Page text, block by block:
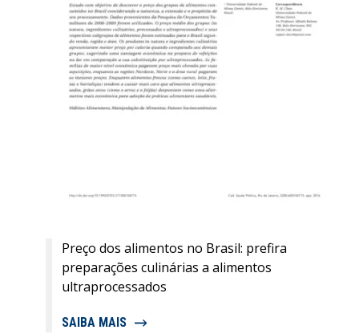
Preço dos alimentos no Brasil: prefira
preparações culinárias a alimentos
ultraprocessados
SAIBA MAIS